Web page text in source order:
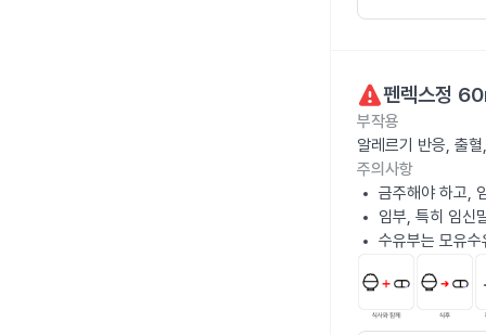
펜렉스정
부작용
알레르기 반응, 출
주의사항
금주해야 하고,
임부, 특히 임신
수유부는 모유